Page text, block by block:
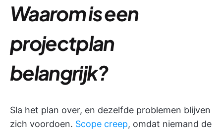
Waarom is een
projectplan
belangrijk?
Sla het plan over, en dezelfde problemen blijven
zich voordoen. Scope creep, omdat niemand de